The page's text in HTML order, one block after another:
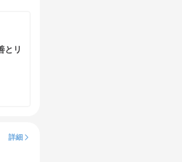
とリ
詳細